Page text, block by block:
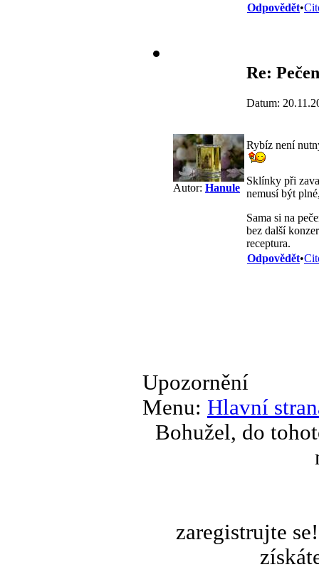
Odpovědět•
Autor: Hanule
Re:
Datum:
Rybíz není
Sklínky při
nemusí být
Sama si na
bez další
receptura.
Odpovědět•
Upozornění
Menu: Hlavní
Bohužel, do
zaregistrujte